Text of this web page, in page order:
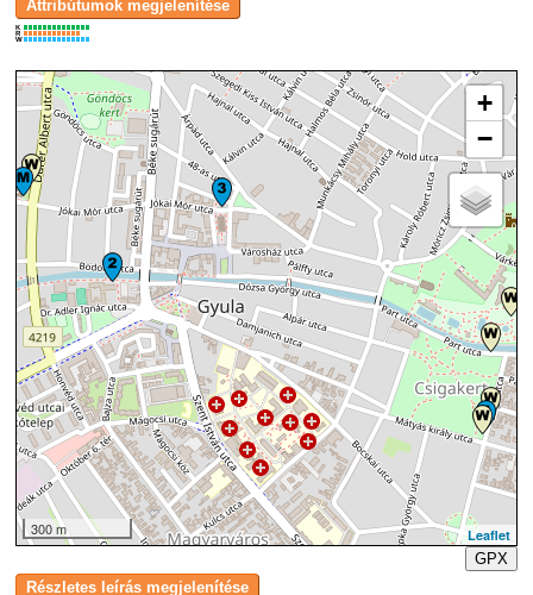
K
R
W
+
−
300 m
Leaflet
GPX